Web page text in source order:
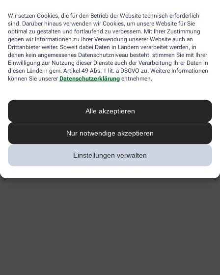
Wir setzen Cookies, die für den Betrieb der Website technisch erforderlich
sind. Darüber hinaus verwenden wir Cookies, um unsere Website für Sie
optimal zu gestalten und fortlaufend zu verbessern. Mit Ihrer Zustimmung
geben wir Informationen zu Ihrer Verwendung unserer Website auch an
Drittanbieter weiter. Soweit dabei Daten in Ländern verarbeitet werden, in
denen kein angemessenes Datenschutzniveau besteht, stimmen Sie mit Ihrer
Einwilligung zur Nutzung dieser Dienste auch der Verarbeitung Ihrer Daten in
diesen Ländern gem. Artikel 49 Abs. 1 lit. a DSGVO zu. Weitere Informationen
können Sie unserer Datenschutzerklärung entnehmen.
Alle akzeptieren
Nur notwendige akzeptieren
Einstellungen verwalten